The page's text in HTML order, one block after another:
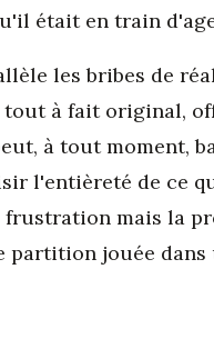
était en train
les bribes de
tout à fait original,
à tout moment,
l'entièreté de ce
mais la
partition jouée dans